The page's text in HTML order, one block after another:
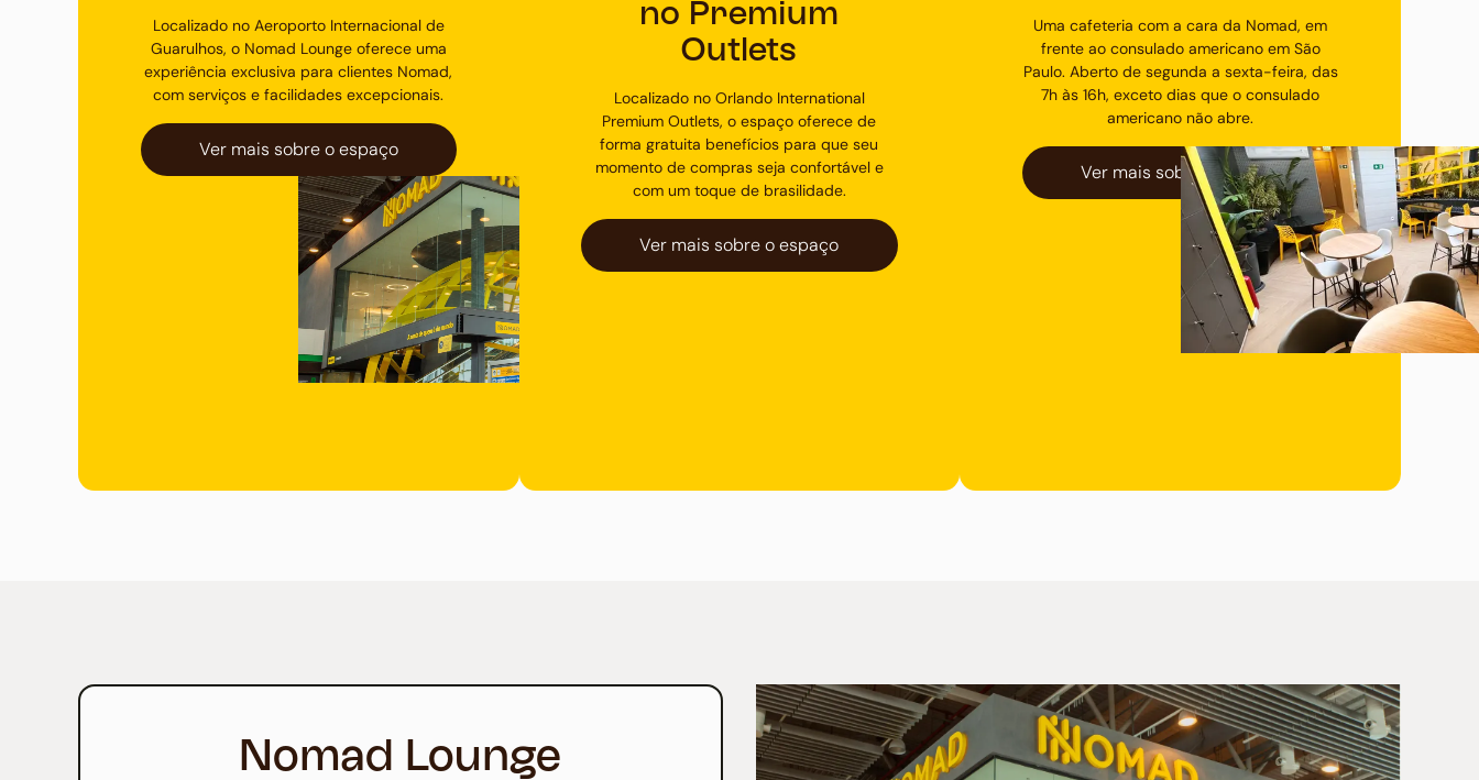
Localizado no Aeroporto Internacional de
Guarulhos, o Nomad Lounge oferece uma
experiência exclusiva para clientes Nomad,
com serviços e facilidades excepcionais.
Ver mais sobre o espaço
no Premium
Outlets
Localizado no Orlando International
Premium Outlets, o espaço oferece de
forma gratuita benefícios para que seu
momento de compras seja confortável e
com um toque de brasilidade.
Ver mais sobre o espaço
Uma cafeteria com a cara da Nomad, em
frente ao consulado americano em São
Paulo. Aberto de segunda a sexta-feira, das
7h às 16h, exceto dias que o consulado
americano não abre.
Ver mais sobre o espaço
Nomad Lounge